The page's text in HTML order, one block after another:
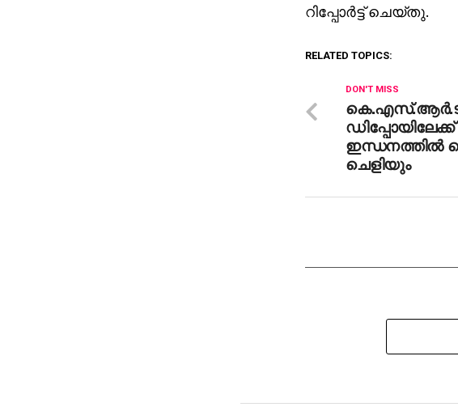
റിപ്പോര്‍ട്ട് ചെയ്തു.
RELATED TOPICS:
DON'T MISS
ഇന്ധനത്തില്‍
ചെളിയും